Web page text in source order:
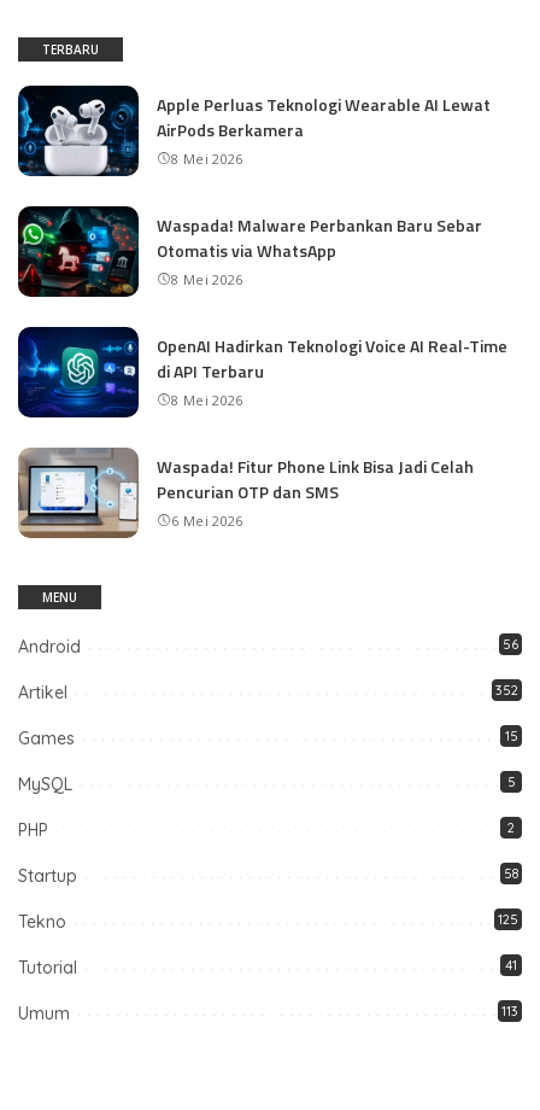
TERBARU
Apple Perluas Teknologi Wearable AI Lewat
AirPods Berkamera
8 Mei 2026
Waspada! Malware Perbankan Baru Sebar
Otomatis via WhatsApp
8 Mei 2026
OpenAI Hadirkan Teknologi Voice AI Real-Time
di API Terbaru
8 Mei 2026
Waspada! Fitur Phone Link Bisa Jadi Celah
Pencurian OTP dan SMS
6 Mei 2026
MENU
Android 56
Artikel 352
Games 15
MySQL 5
PHP 2
Startup 58
Tekno 125
Tutorial 41
Umum 113